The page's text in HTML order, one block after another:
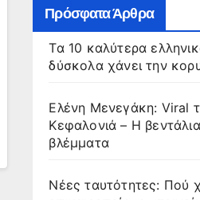
Πρόσφατα Άρθρα
Τα 10 καλύτερα
δύσκολα χάνει την
Ελένη Μενεγάκη: Viral
Κεφαλονιά – Η
βλέμματα
Νέες ταυτότητες: Πού